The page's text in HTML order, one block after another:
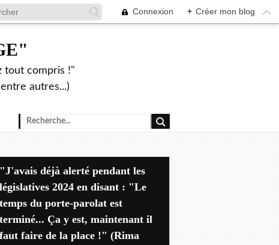
Connexion + Créer mon blog
tout compris !"
autres...)
"J'avais déjà alerté pendant les
législatives 2024 en disant : "Le
temps du porte-parolat est
terminé... Ça y est, maintenant il
faut faire de la place !" (Rima